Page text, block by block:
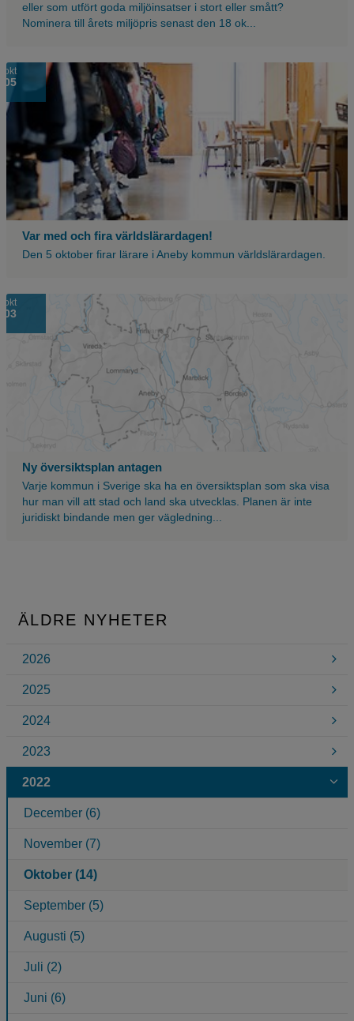
eller som utfört goda miljöinsatser i stort eller smått?
Nominera till årets miljöpris senast den 18 ok...
okt
05
Var med och fira världslärardagen!
Den 5 oktober firar lärare i Aneby kommun världslärardagen.
okt
03
Ny översiktsplan antagen
Varje kommun i Sverige ska ha en översiktsplan som ska visa
hur man vill att stad och land ska utvecklas. Planen är inte
juridiskt bindande men ger vägledning...
ÄLDRE NYHETER
2026
2025
2024
2023
2022
December (6)
November (7)
Oktober (14)
September (5)
Augusti (5)
Juli (2)
Juni (6)